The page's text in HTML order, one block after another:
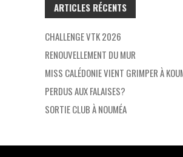
ARTICLES RÉCENTS
CHALLENGE VTK 2026
RENOUVELLEMENT DU MUR
MISS CALÉDONIE VIENT GRIMPER À
PERDUS AUX FALAISES?
SORTIE CLUB À NOUMÉA